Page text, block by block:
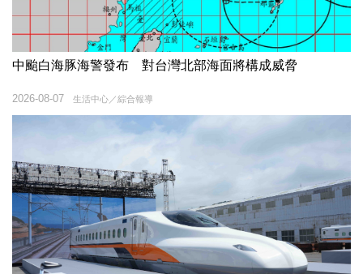
中颱白海豚海警發布 對台灣北部海面將構成威脅
生活中心／綜合報導
2026-08-07